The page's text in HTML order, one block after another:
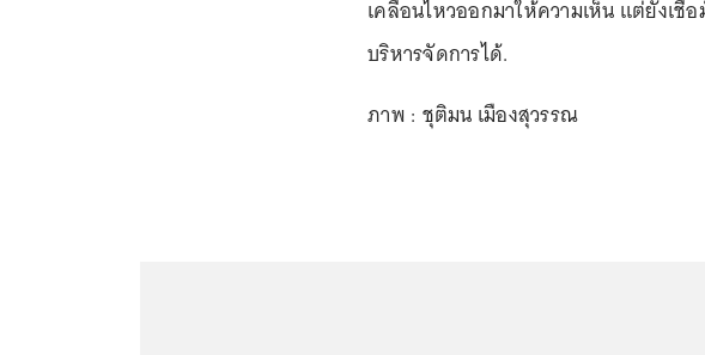
เคลื่อนไหวออกมาให้ความเห็น แต่ยังเชื่
บริหารจัดการได้.
ภาพ : ชุติมน เมืองสุวรรณ